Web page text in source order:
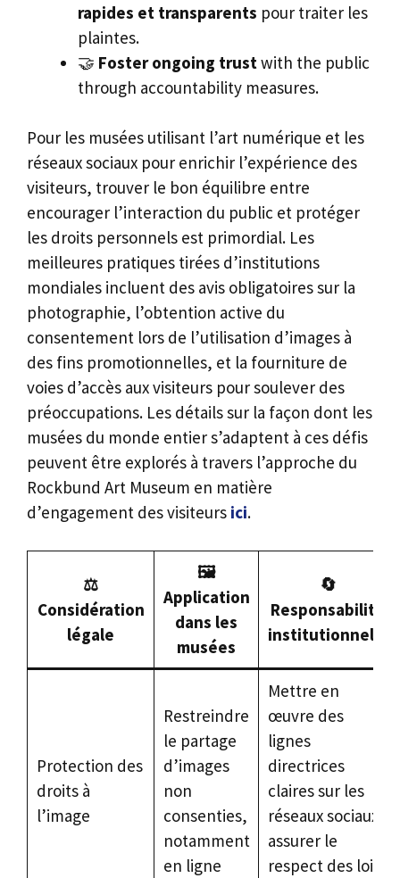
rapides et transparents pour traiter les
plaintes.
🤝 Foster ongoing trust with the public
through accountability measures.
Pour les musées utilisant l’art numérique et les
réseaux sociaux pour enrichir l’expérience des
visiteurs, trouver le bon équilibre entre
encourager l’interaction du public et protéger
les droits personnels est primordial. Les
meilleures pratiques tirées d’institutions
mondiales incluent des avis obligatoires sur la
photographie, l’obtention active du
consentement lors de l’utilisation d’images à
des fins promotionnelles, et la fourniture de
voies d’accès aux visiteurs pour soulever des
préoccupations. Les détails sur la façon dont les
musées du monde entier s’adaptent à ces défis
peuvent être explorés à travers l’approche du
Rockbund Art Museum en matière
d’engagement des visiteurs ici.
⚖️
Considération
légale
🖼️
Application
dans les
musées
🔄
Responsabilité
institutionnelle
Protection des
droits à
l’image
Restreindre
le partage
d’images
non
consenties,
notamment
en ligne
Mettre en
œuvre des
lignes
directrices
claires sur les
réseaux sociaux ;
assurer le
respect des lois